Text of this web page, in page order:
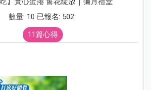
數量: 10 已報名: 502
11篇心得